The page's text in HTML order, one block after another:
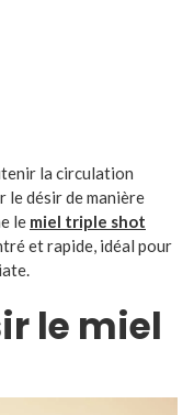
la circulation
le désir de manière
le miel triple shot
et rapide, idéal pour
le miel